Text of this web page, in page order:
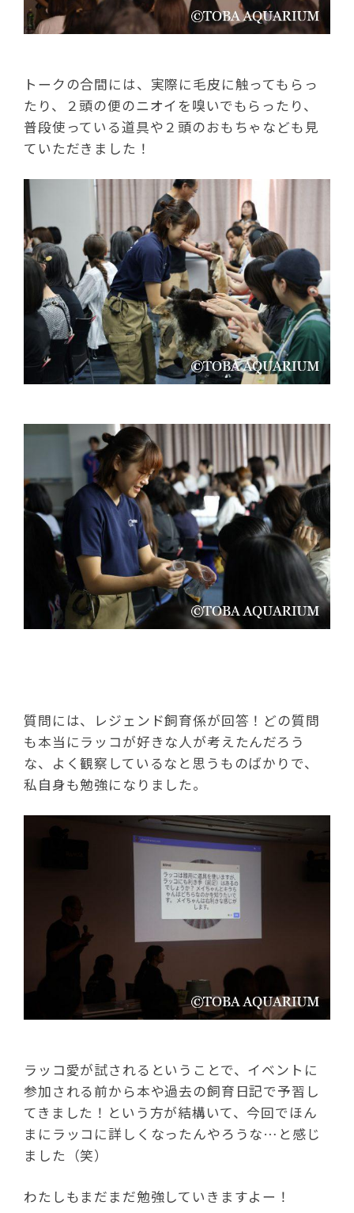
トークの合間には、実際に毛皮に触ってもらっ
たり、２頭の便のニオイを嗅いでもらったり、
普段使っている道具や２頭のおもちゃなども見
ていただきました！
質問には、レジェンド飼育係が回答！どの質問
も本当にラッコが好きな人が考えたんだろう
な、よく観察しているなと思うものばかりで、
私自身も勉強になりました。
ラッコ愛が試されるということで、イベントに
参加される前から本や過去の飼育日記で予習し
てきました！という方が結構いて、今回でほん
まにラッコに詳しくなったんやろうな…と感じ
ました（笑）
わたしもまだまだ勉強していきますよー！